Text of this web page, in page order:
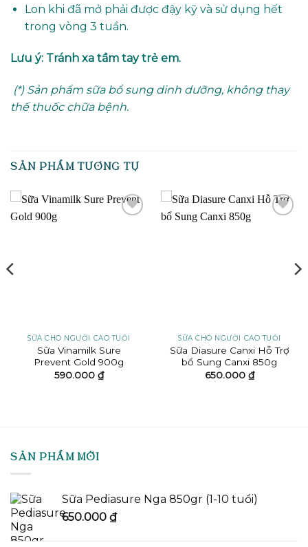
Lon khi đã mở phải được đậy kỹ và sử dụng hết
trong vòng 3 tuần.
Lưu ý: Tránh xa tầm tay trẻ em.
(*) Sản phẩm sữa bổ sung dinh dưỡng, không thay
thế thuốc chữa bệnh.
SẢN PHẨM TƯƠNG TỰ
SỮA CHO NGƯỜI CAO TUỔI
Sữa Vinamilk Sure
Prevent Gold 900g
590.000 ₫
SỮA CHO NGƯỜI CAO TUỔI
Sữa Diasure Canxi Hỗ Trợ
bổ Sung Canxi 850g
650.000 ₫
SẢN PHẨM MỚI
Sữa Pediasure Nga 850gr (1-10 tuổi)
650.000 ₫